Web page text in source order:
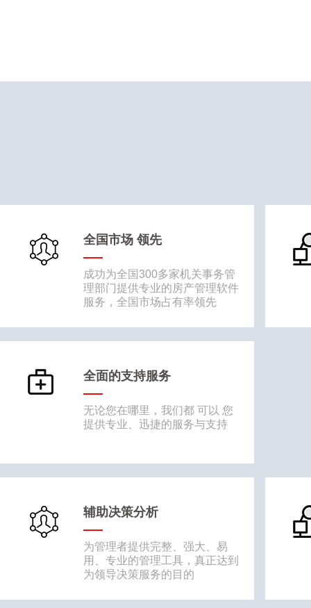
全国市场 领先
成功为全国300多家机关事务管
理部门提供专业的房产管理软件
服务，全国市场占有率领先
全面的支持服务
无论您在哪里，我们都 可以 您
提供专业、迅捷的服务与支持
辅助决策分析
为管理者提供完整、强大、易
用、专业的管理工具，真正达到
为领导决策服务的目的